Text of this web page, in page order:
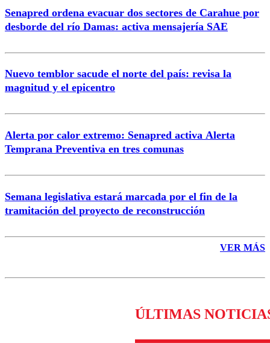
Correo
Senapred ordena evacuar dos sectores de Carahue por
desborde del río Damas: activa mensajería SAE
Nuevo temblor sacude el norte del país: revisa la
magnitud y el epicentro
Alerta por calor extremo: Senapred activa Alerta
Temprana Preventiva en tres comunas
Semana legislativa estará marcada por el fin de la
tramitación del proyecto de reconstrucción
VER MÁS
ÚLTIMAS